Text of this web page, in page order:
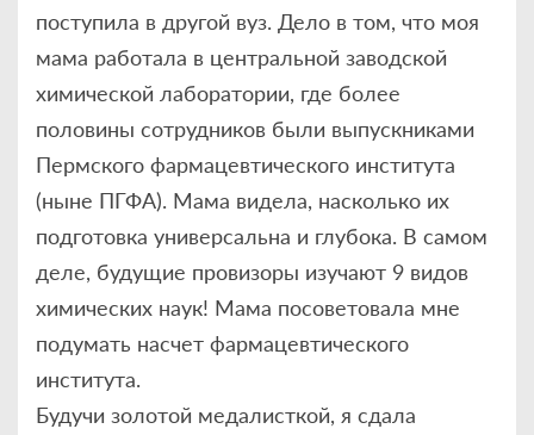
поступила в другой вуз. Дело в том, что моя
мама работала в центральной заводской
химической лаборатории, где более
половины сотрудников были выпускниками
Пермского фармацевтического института
(ныне ПГФА). Мама видела, насколько их
подготовка универсальна и глубока. В самом
деле, будущие провизоры изучают 9 видов
химических наук! Мама посоветовала мне
подумать насчет фармацевтического
института.
Будучи золотой медалисткой, я сдала